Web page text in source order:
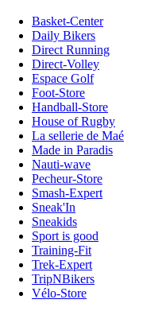
Basket-Center
Daily Bikers
Direct Running
Direct-Volley
Espace Golf
Foot-Store
Handball-Store
House of Rugby
La sellerie de Maé
Made in Paradis
Nauti-wave
Pecheur-Store
Smash-Expert
Sneak'In
Sneakids
Sport is good
Training-Fit
Trek-Expert
TripNBikers
Vélo-Store